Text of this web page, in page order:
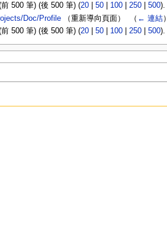
500 筆) (後 500 筆) (20| 50| 100| 250| 500).
Doc/Profile（重新導向頁面） ‎ （ ← 連結）
500 筆) (後 500 筆) (20| 50| 100| 250| 500).